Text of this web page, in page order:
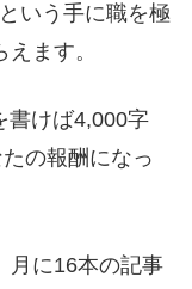
いう手に職を極
ます。
書けば4,000字
の報酬になっ
月に16本の記事